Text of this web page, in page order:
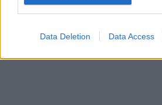
Data Deletion Data Access